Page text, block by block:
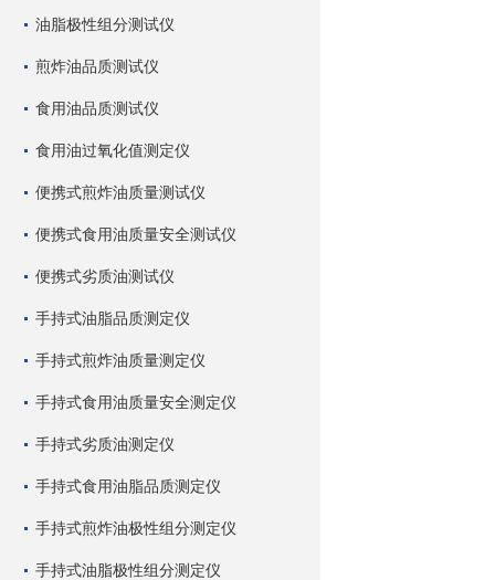
油脂极性组分测试仪
煎炸油品质测试仪
食用油品质测试仪
食用油过氧化值测定仪
便携式煎炸油质量测试仪
便携式食用油质量安全测试仪
便携式劣质油测试仪
手持式油脂品质测定仪
手持式煎炸油质量测定仪
手持式食用油质量安全测定仪
手持式劣质油测定仪
手持式食用油脂品质测定仪
手持式煎炸油极性组分测定仪
手持式油脂极性组分测定仪